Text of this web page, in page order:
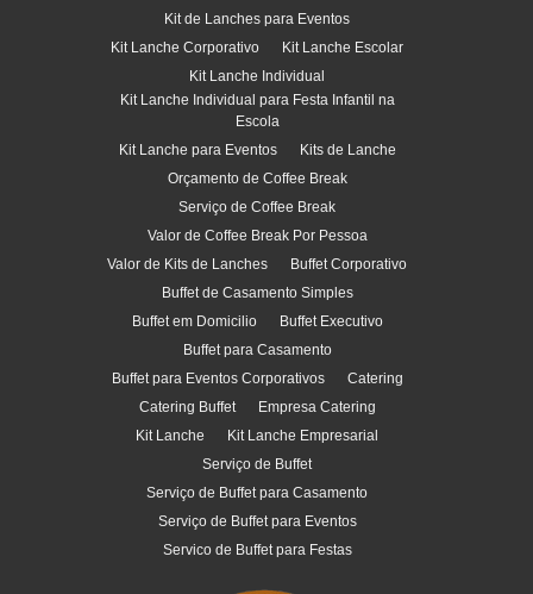
Kit de Lanches para Eventos
Kit Lanche Corporativo
Kit Lanche Escolar
Kit Lanche Individual
Kit Lanche Individual para Festa Infantil na
Escola
Kit Lanche para Eventos
Kits de Lanche
Orçamento de Coffee Break
Serviço de Coffee Break
Valor de Coffee Break Por Pessoa
Valor de Kits de Lanches
Buffet Corporativo
Buffet de Casamento Simples
Buffet em Domicilio
Buffet Executivo
Buffet para Casamento
Buffet para Eventos Corporativos
Catering
Catering Buffet
Empresa Catering
Kit Lanche
Kit Lanche Empresarial
Serviço de Buffet
Serviço de Buffet para Casamento
Serviço de Buffet para Eventos
Servico de Buffet para Festas